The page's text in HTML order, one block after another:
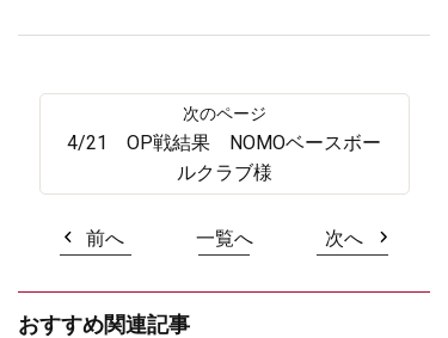
4/21 OP戦結果 NOMOベースボー
ルクラブ様
前へ 一覧へ 次へ
おすすめ関連記事